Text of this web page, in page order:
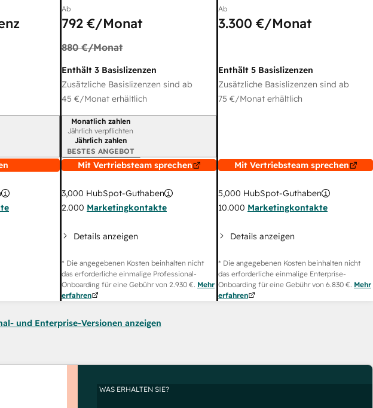
Ab
792 €/Monat
880 €/Monat
Enthält 3 Basislizenzen
Zusätzliche Basislizenzen sind ab
45 €/Monat erhältlich
Abrechnungszeitraum
Monatlich zahlen
Jährlich verpflichten
Jährlich zahlen
BESTES ANGEBOT
Mit Vertriebsteam sprechen
3,000 HubSpot-Guthaben
2.000 Marketingkontakte
Details anzeigen
* Die angegebenen Kosten beinhalten nicht
das erforderliche einmalige Professional-
Onboarding für eine Gebühr von 2.930 €. Mehr
erfahren
Ab
3.300 €/Monat
Enthält 5 Basislizenzen
Zusätzliche Basislizenzen sind ab
75 €/Monat erhältlich
Mit Vertriebsteam sprechen
5,000 HubSpot-Guthaben
10.000 Marketingkontakte
Details anzeigen
* Die angegebenen Kosten beinhalten nicht
das erforderliche einmalige Enterprise-
Onboarding für eine Gebühr von 6.830 €. Mehr
erfahren
und Enterprise-Versionen anzeigen
WAS ERHALTEN SIE?